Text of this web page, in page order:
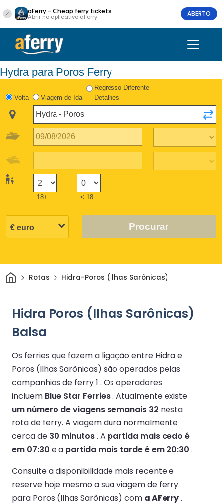
aFerry - Cheap ferry tickets
Abrir no aplicativo aFerry ABERTO
Hydra para Poros Ferry
Volta Viagem de Ida
Regresso Diferente
Detalhes
18+ < 18
Procurar
CasaRotas Hidra-Poros (Ilhas Sarônicas)
Hidra Poros (Ilhas Sarônicas)
Balsa
Os ferries que fazem a ligação entre Hidra e
Poros (Ilhas Sarônicas) são operados pelas
companhias de ferry 1 . Os operadores
incluem Blue Star Ferries. Atualmente existe
um número de viagens semanais 32 nesta
rota de ferry. A viagem dura normalmente
cerca de 30 minutos. A partida mais cedo é
em 07:30 e a partida mais tarde é em 20:30 .
Consulte a disponibilidade mais recente e
reserve hoje mesmo a sua viagem de ferry
para Poros (Ilhas Sarônicas) com a AFerry.